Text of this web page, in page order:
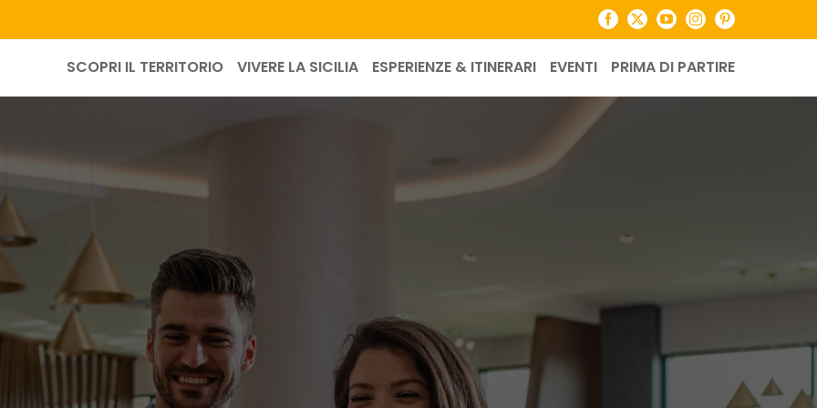
Facebook
X YouTubeInstagramPinterest
SCOPRI IL TERRITORIO VIVERE LA SICILIA ESPERIENZE & ITINERARI EVENTI PRIMA DI PARTIRE